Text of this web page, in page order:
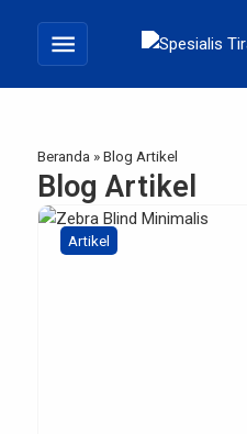
menu
Beranda » Blog Artikel
Blog Artikel
Artikel